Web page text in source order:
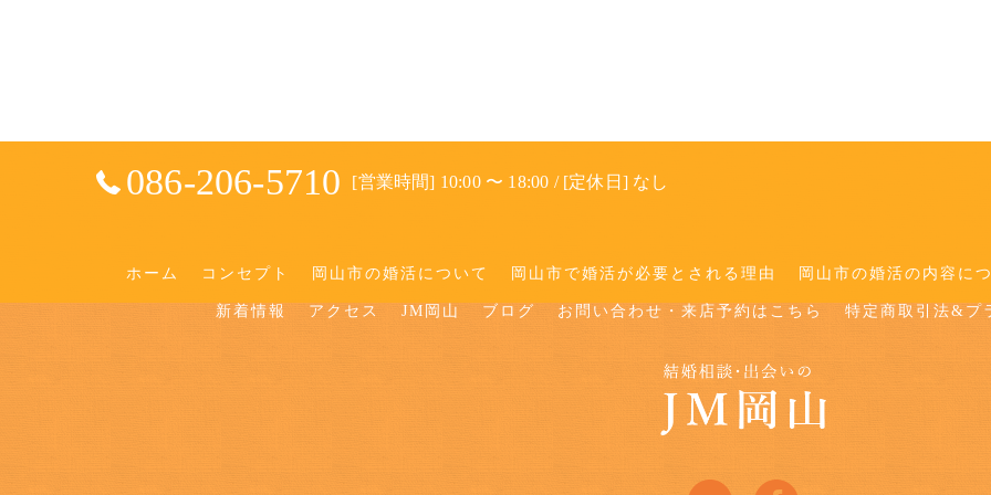
086-206-5710 [営業時間] 10:00 〜 18:00 / [定休日] なし
ホーム コンセプト 岡山市の婚活について 岡山市で婚活が必要とされる理由 岡山市の婚活の内容に
新着情報 アクセス JM岡山 ブログ お問い合わせ・来店予約はこちら 特定商取引法&プ